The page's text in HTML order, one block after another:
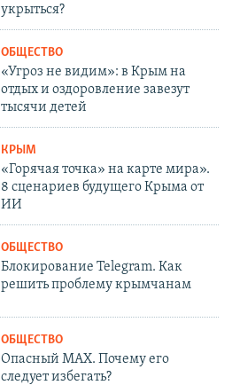
укрыться?
ОБЩЕСТВО
«Угроз не видим»: в Крым на
отдых и оздоровление завезут
тысячи детей
КРЫМ
«Горячая точка» на карте мира».
8 сценариев будущего Крыма от
ИИ
ОБЩЕСТВО
Блокирование Telegram. Как
решить проблему крымчанам
ОБЩЕСТВО
Опасный MAX. Почему его
следует избегать?